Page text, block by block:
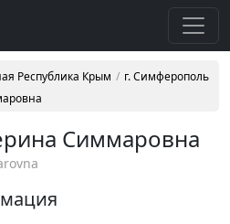
Республика Крым
г. Симферополь
Симмаровна